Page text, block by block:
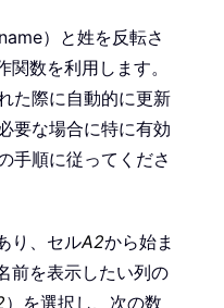
）と姓を反転さ
数を利用します。
た際に自動的に更新
要な場合に特に有効
手順に従ってくださ
り、セルA2から始ま
前を表示したい列の
）を選択し、次の数